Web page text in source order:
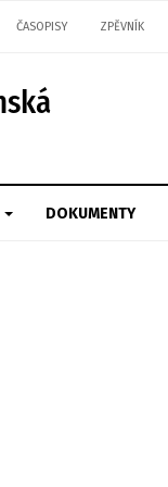
ČASOPISY ZPĚVNÍK
DOKUMENTY